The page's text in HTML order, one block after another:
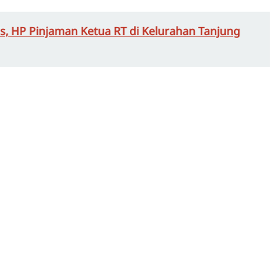
HP Pinjaman Ketua RT di Kelurahan Tanjung